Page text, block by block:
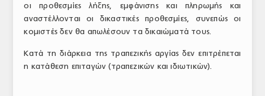
οι προθεσμίες λήξης, εμφάνισης και πληρωμής και
αναστέλλονται οι δικαστικές προθεσμίες, συνεπώς οι
κομιστές δεν θα απωλέσουν τα δικαιώματά τους.
Κατά τη διάρκεια της τραπεζικής αργίας δεν επιτρέπεται
η κατάθεση επιταγών (τραπεζικών και ιδιωτικών).